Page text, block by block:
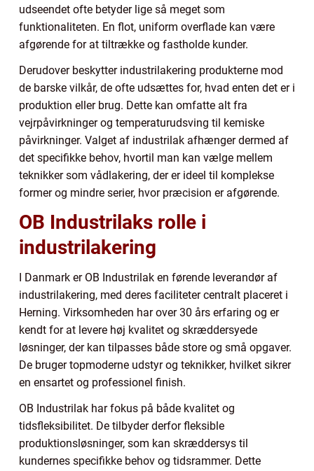
udseendet ofte betyder lige så meget som
funktionaliteten. En flot, uniform overflade kan være
afgørende for at tiltrække og fastholde kunder.
Derudover beskytter industrilakering produkterne mod
de barske vilkår, de ofte udsættes for, hvad enten det er i
produktion eller brug. Dette kan omfatte alt fra
vejrpåvirkninger og temperaturudsving til kemiske
påvirkninger. Valget af industrilak afhænger dermed af
det specifikke behov, hvortil man kan vælge mellem
teknikker som vådlakering, der er ideel til komplekse
former og mindre serier, hvor præcision er afgørende.
OB Industrilaks rolle i
industrilakering
I Danmark er OB Industrilak en førende leverandør af
industrilakering, med deres faciliteter centralt placeret i
Herning. Virksomheden har over 30 års erfaring og er
kendt for at levere høj kvalitet og skræddersyede
løsninger, der kan tilpasses både store og små opgaver.
De bruger topmoderne udstyr og teknikker, hvilket sikrer
en ensartet og professionel finish.
OB Industrilak har fokus på både kvalitet og
tidsfleksibilitet. De tilbyder derfor fleksible
produktionsløsninger, som kan skræddersys til
kundernes specifikke behov og tidsrammer. Dette